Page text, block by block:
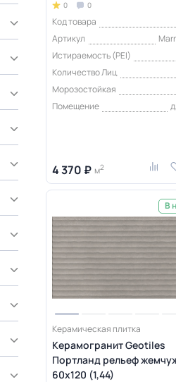
0 0
Код товара
Артикул
Истираемость (PEI)
Количество Лиц
Морозостойкая
Помещение
4 370 ₽ м2
В
Керамическая плитка
Керамогранит Geotiles
Портланд рельеф
60x120 (1,44)